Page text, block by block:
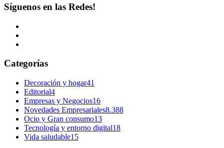
Síguenos en las Redes!
Categorías
Decoración y hogar41
Editorial4
Empresas y Negocios16
Novedades Empresariales8.388
Ocio y Gran consumo13
Tecnología y entorno digital18
Vida saludable15